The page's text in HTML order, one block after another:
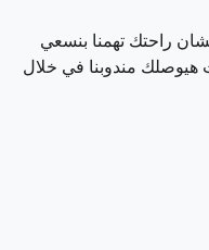
راحتك تهمنا بنسعي
هيوصلك مندوبنا في خلال